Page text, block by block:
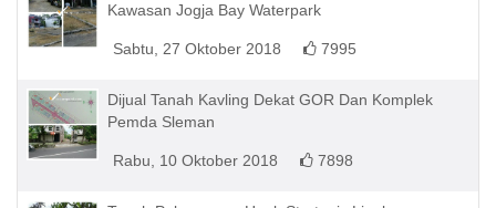
Kawasan Jogja Bay Waterpark
Sabtu, 27 Oktober 2018 7995
Dijual Tanah Kavling Dekat GOR Dan Komplek
Pemda Sleman
Rabu, 10 Oktober 2018 7898